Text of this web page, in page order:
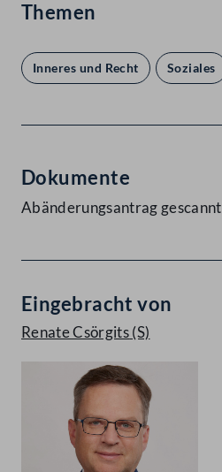
Themen
Inneres und Recht Soziales
Dokumente
Abänderungsantrag gescannt
Eingebracht von
Renate Csörgits(S)